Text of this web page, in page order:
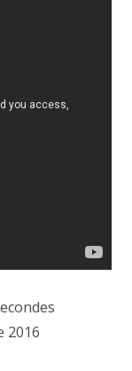
2016